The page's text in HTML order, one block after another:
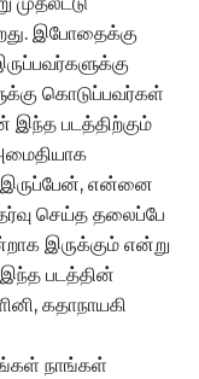
இபோதைக்கு
கொடுப்பவர்கள்
படத்திற்கும்
இருப்பேன், என்னை
செய்த தலைப்பே
இருக்கும் என்று
இந்த படத்தின்
கதாநாயகி
நாங்கள்